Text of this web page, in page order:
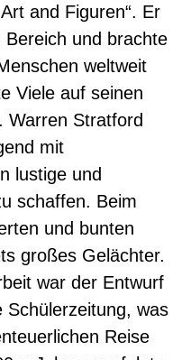
and Figuren“. Er
und brachte
weltweit
Viele auf seinen
Warren Stratford
mit
lustige und
schaffen. Beim
und bunten
großes Gelächter.
war der Entwurf
Schülerzeitung, was
Reise